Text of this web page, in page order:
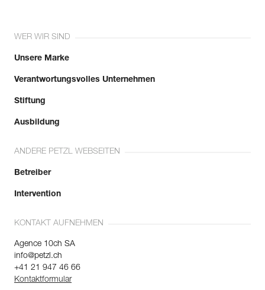
WER WIR SIND
Unsere Marke
Verantwortungsvolles Unternehmen
Stiftung
Ausbildung
ANDERE PETZL WEBSEITEN
Betreiber
Intervention
KONTAKT AUFNEHMEN
Agence 10ch SA
info@petzl.ch
+41 21 947 46 66
Kontaktformular